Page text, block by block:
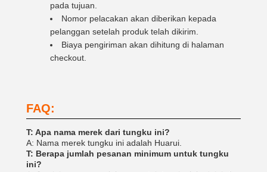
pada tujuan.
Nomor pelacakan akan diberikan kepada
pelanggan setelah produk telah dikirim.
Biaya pengiriman akan dihitung di halaman
checkout.
FAQ:
T: Apa nama merek dari tungku ini?
A: Nama merek tungku ini adalah Huarui.
T: Berapa jumlah pesanan minimum untuk tungku
ini?